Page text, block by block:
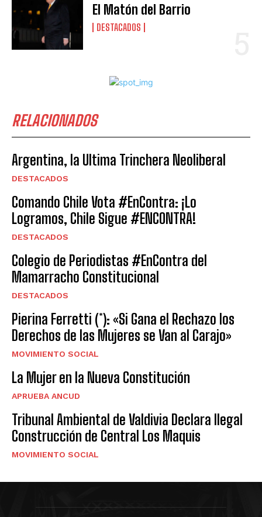
El Matón del Barrio
DESTACADOS
RELACIONADOS
Argentina, la Ultima Trinchera Neoliberal
DESTACADOS
Comando Chile Vota #EnContra: ¡Lo
Logramos, Chile Sigue #ENCONTRA!
DESTACADOS
Colegio de Periodistas #EnContra del
Mamarracho Constitucional
DESTACADOS
Pierina Ferretti (*): «Si Gana el Rechazo los
Derechos de las Mujeres se Van al Carajo»
MOVIMIENTO SOCIAL
La Mujer en la Nueva Constitución
APRUEBA ANCUD
Tribunal Ambiental de Valdivia Declara Ilegal
Construcción de Central Los Maquis
MOVIMIENTO SOCIAL